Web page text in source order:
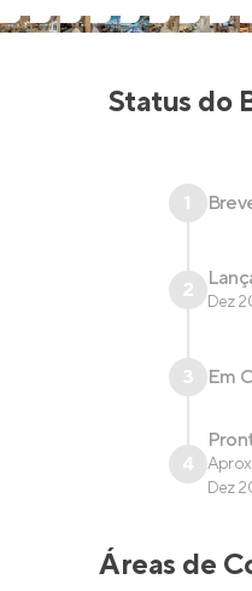
Status do
1
2 Dez
3 Em
4
Dez
Áreas de